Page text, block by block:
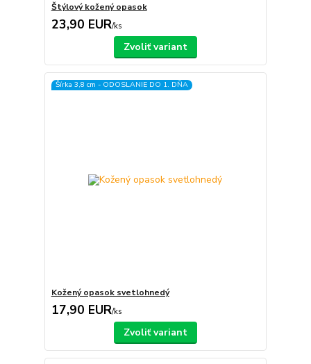
Štýlový kožený opasok
23,90 EUR/ks
Zvoliť variant
Šírka 3,8 cm - ODOSLANIE DO 1. DŇA
Kožený opasok svetlohnedý
17,90 EUR/ks
Zvoliť variant